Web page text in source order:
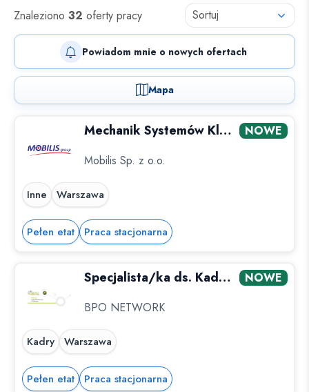
Oferty pracy
Znaleziono 32 oferty pracy
Powiadom mnie o nowych ofertach
Sortuj
Mapa
Mechanik Systemów Klimatyzacyjnych w...
NOWE
Mobilis Sp. z o.o.
Inne Warszawa
Pełen etat Praca stacjonarna
Specjalista/ka ds. Kadr Warszawa Ochota
NOWE
BPO NETWORK
Kadry Warszawa
Pełen etat Praca stacjonarna